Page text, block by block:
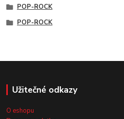
POP-ROCK
POP-ROCK
Užitečné odkazy
O eshopu